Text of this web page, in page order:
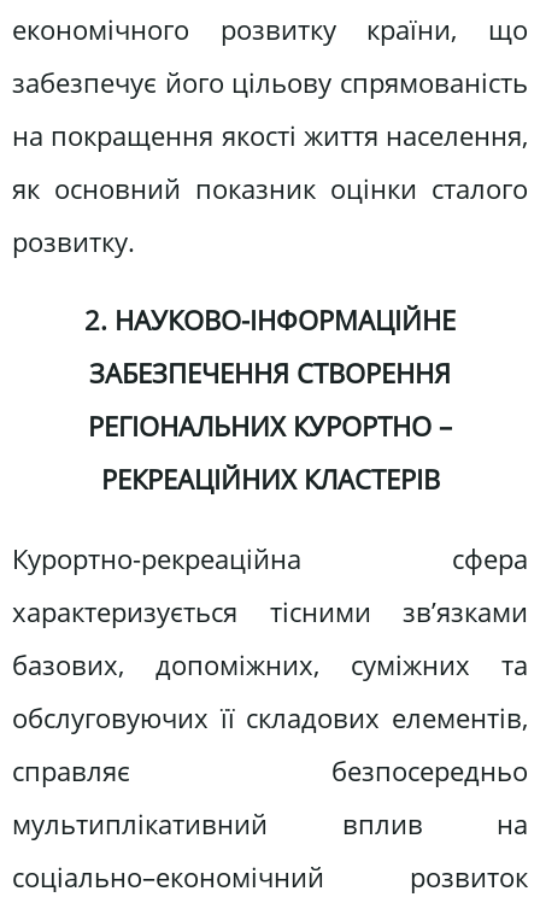
економічного розвитку країни, що
забезпечує його цільову спрямованість
на покращення якості життя населення,
як основний показник оцінки сталого
розвитку.
2. НАУКОВО-ІНФОРМАЦІЙНЕ
ЗАБЕЗПЕЧЕННЯ СТВОРЕННЯ
РЕГІОНАЛЬНИХ КУРОРТНО –
РЕКРЕАЦІЙНИХ КЛАСТЕРІВ
Курортно-рекреаційна сфера
характеризується тісними зв’язками
базових, допоміжних, суміжних та
обслуговуючих її складових елементів,
справляє безпосередньо
мультиплікативний вплив на
соціально–економічний розвиток